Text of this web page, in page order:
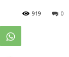
0
919